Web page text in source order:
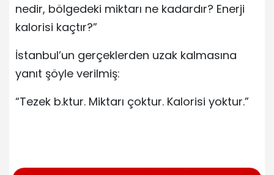
nedir, bölgedeki miktarı ne kadardır? Enerji
kalorisi kaçtır?”
İstanbul’un gerçeklerden uzak kalmasına
yanıt şöyle verilmiş:
“Tezek b.ktur. Miktarı çoktur. Kalorisi yoktur.”